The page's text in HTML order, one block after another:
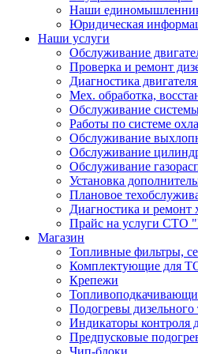
Наши
Юридическая
Наши услуги
Обслуживание
Проверка и ремонт
Диагностика
Мех. обработка,
Обслуживание
Работы по системе
Обслуживание
Обслуживание
Обслуживание
Установка
Плановое
Диагностика и ремонт
Прайс на услуги СТО
Магазин
Топливные фильтры,
Комплектующие для
Крепежи
Подогревы дизельного
Индикаторы контроля
Предпусковые
Чип-блоки